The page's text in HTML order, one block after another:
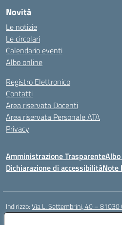
Novità
Le notizie
Le circolari
Calendario eventi
Albo online
Registro Elettronico
Contatti
Area riservata Docenti
Area riservata Personale ATA
Privacy
Amministrazione Trasparente
Dichiarazione di accessibilitàNote
Indirizzo:Via L. Settembrini, 40 – 81030
Centralino: